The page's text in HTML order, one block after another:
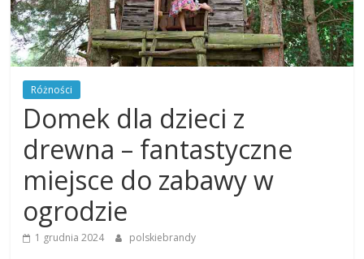
Różności
Domek dla dzieci z
drewna – fantastyczne
miejsce do zabawy w
ogrodzie
1 grudnia 2024 polskiebrandy